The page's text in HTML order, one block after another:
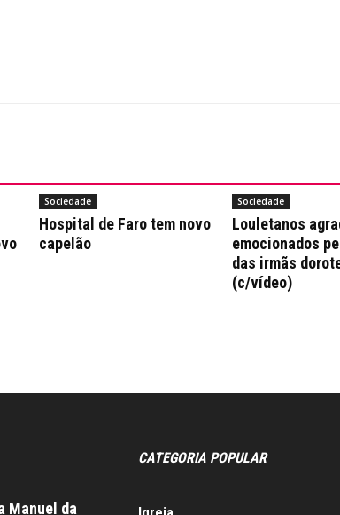
Sociedade
Hospital de Faro tem novo
capelão
Sociedade
Louletanos
emocionados
das irmãs
(c/vídeo)
Manuel da
CATEGORIA POPULAR